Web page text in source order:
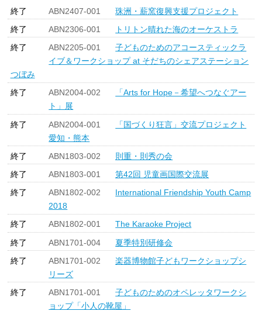
終了
ABN2407-001
珠洲・薪窯復興支援プロジェクト
終了
ABN2306-001
トリトン晴れた海のオーケストラ
終了
ABN2205-001
子どものためのアコースティックラ
イブ＆ワークショップ at そだちのシェアステーション
つぼみ
終了
ABN2004-002
「Arts for Hope－希望へつなぐアー
ト」展
終了
ABN2004-001
「国づくり狂言」交流プロジェクト
愛知・熊本
終了
ABN1803-002
則重・則秀の会
終了
ABN1803-001
第42回 児童画国際交流展
終了
ABN1802-002
International Friendship Youth Camp
2018
終了
ABN1802-001
The Karaoke Project
終了
ABN1701-004
夏季特別研修会
終了
ABN1701-002
楽器博物館子どもワークショップシ
リーズ
終了
ABN1701-001
子どものためのオペレッタワークシ
ョップ「小人の靴屋」